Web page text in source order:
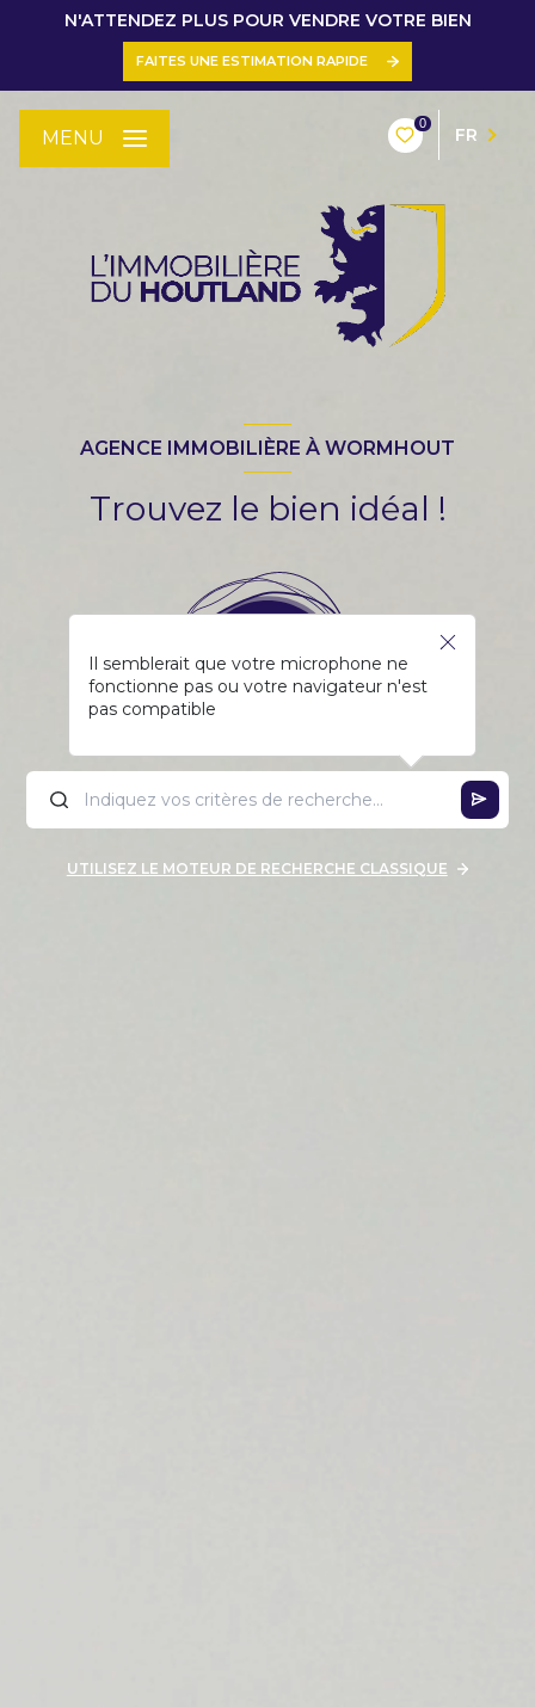
N'ATTENDEZ PLUS POUR VENDRE VOTRE BIEN
FAITES UNE ESTIMATION RAPIDE
0
FR
MENU
AGENCE IMMOBILIÈRE À WORMHOUT
Trouvez le bien idéal !
Il semblerait que votre microphone ne
fonctionne pas ou votre navigateur n'est
pas compatible
UTILISEZ LE MOTEUR DE RECHERCHE CLASSIQUE